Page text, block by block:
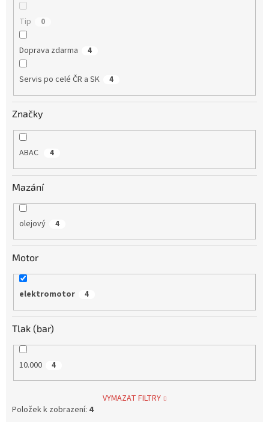
Tip 0
Doprava zdarma 4
Servis po celé ČR a SK 4
Značky
ABAC 4
Mazání
olejový 4
Motor
elektromotor 4
Tlak (bar)
10.000 4
VYMAZAT FILTRY
Položek k zobrazení: 4